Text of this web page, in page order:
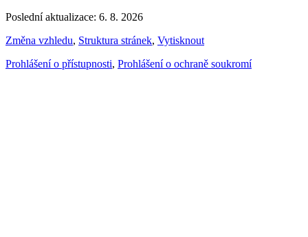
Poslední aktualizace: 6. 8. 2026
Změna vzhledu, Struktura stránek, Vytisknout
Prohlášení o přístupnosti, Prohlášení o ochraně soukromí